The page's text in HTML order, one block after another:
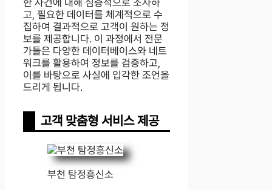
한 사건에 대해 심층적으로 조사하
고, 필요한 데이터를 체계적으로 수
집하여 결과적으로 고객이 원하는 정
보를 제공합니다. 이 과정에서 전문
가들은 다양한 데이터베이스와 네트
워크를 활용하여 정보를 검증하고,
이를 바탕으로 사실에 입각한 조언을
드리게 됩니다.
고객 맞춤형 서비스 제공
부천 탐정흥신소